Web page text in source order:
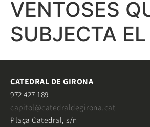
VENTOSES
SUBJECTA
CATEDRAL DE GIRONA
972 427 189
capitol@catedraldegirona.cat
Plaça Catedral, s/n